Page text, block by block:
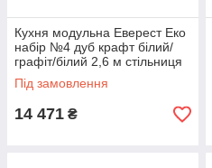
Кухня модульна Еверест Еко
набір №4 дуб крафт білий/
графіт/білий 2,6 м стільниця
Скай (DTM-071061)
Під замовлення
14 471 ₴